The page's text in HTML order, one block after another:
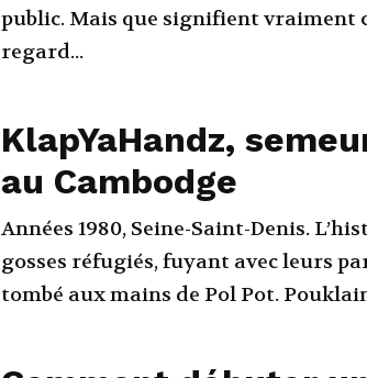
public. Mais que signifient vraiment
regard...
KlapYaHandz,
au Cambodge
Années 1980, Seine-Saint-Denis.
gosses réfugiés, fuyant avec leurs
tombé aux mains de Pol Pot.